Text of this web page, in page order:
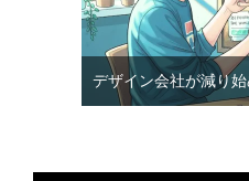
デザイン会社が減り